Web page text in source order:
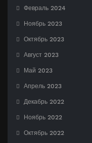
Февраль 2024
Ноябрь 2023
Октябрь 2023
Август 2023
Май 2023
Апрель 2023
Декабрь 2022
Ноябрь 2022
Октябрь 2022